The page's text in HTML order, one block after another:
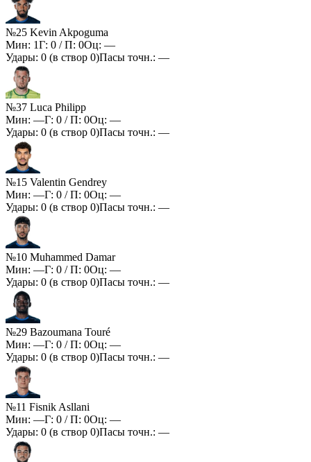
№25 Kevin Akpoguma
Мин: 1Г: 0 / П: 0Оц: —
Удары: 0 (в створ 0)Пасы точн.: —
№37 Luca Philipp
Мин: —Г: 0 / П: 0Оц: —
Удары: 0 (в створ 0)Пасы точн.: —
№15 Valentin Gendrey
Мин: —Г: 0 / П: 0Оц: —
Удары: 0 (в створ 0)Пасы точн.: —
№10 Muhammed Damar
Мин: —Г: 0 / П: 0Оц: —
Удары: 0 (в створ 0)Пасы точн.: —
№29 Bazoumana Touré
Мин: —Г: 0 / П: 0Оц: —
Удары: 0 (в створ 0)Пасы точн.: —
№11 Fisnik Asllani
Мин: —Г: 0 / П: 0Оц: —
Удары: 0 (в створ 0)Пасы точн.: —